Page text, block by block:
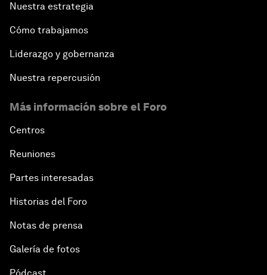
seconds
Nuestra estrategia
Cómo trabajamos
Liderazgo y gobernanza
Nuestra repercusión
Más información sobre el Foro
Centros
Reuniones
Partes interesadas
Historias del Foro
Notas de prensa
Galería de fotos